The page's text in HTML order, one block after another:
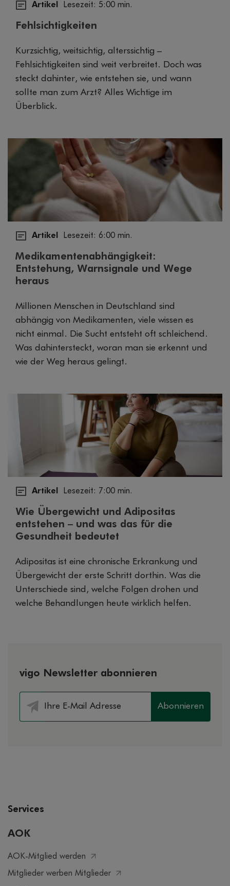
Artikel Lesezeit: 5:00 min.
Fehlsichtigkeiten
Kurzsichtig, weitsichtig, alterssichtig –
Fehlsichtigkeiten sind weit verbreitet. Doch was
steckt dahinter, wie entstehen sie, und wann
sollte man zum Arzt? Alles Wichtige im
Überblick.
Artikel Lesezeit: 6:00 min.
Medikamentenabhängigkeit:
Entstehung, Warnsignale und Wege
heraus
Millionen Menschen in Deutschland sind
abhängig von Medikamenten, viele wissen es
nicht einmal. Die Sucht entsteht oft schleichend.
Was dahintersteckt, woran man sie erkennt und
wie der Weg heraus gelingt.
Artikel Lesezeit: 7:00 min.
Wie Übergewicht und Adipositas
entstehen – und was das für die
Gesundheit bedeutet
Adipositas ist eine chronische Erkrankung und
Übergewicht der erste Schritt dorthin. Was die
Unterschiede sind, welche Folgen drohen und
welche Behandlungen heute wirklich helfen.
vigo Newsletter abonnieren
Abonnieren
Services
AOK
AOK-Mitglied werden
Mitglieder werben Mitglieder